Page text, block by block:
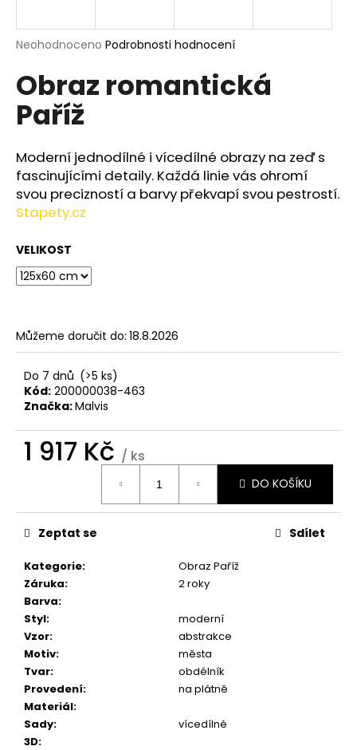
Průměrné
produktu
je
0,0
hvězdiček.
Neohodnoceno Podrobnosti hodnocení
Obraz romantická
Paříž
Moderní jednodílné i vícedílné obrazy na zeď s
fascinujícími detaily. Každá linie vás ohromí
svou precizností a barvy překvapí svou pestrostí.
Stapety.cz
VELIKOST
Můžeme doručit do: 18.8.2026
Do 7 dnů (>5 ks)
Kód: 200000038-463
Značka:Malvis
1 917 Kč / ks
DO KOŠÍKU
Kategorie:
Obraz Paříž
Záruka:
2 roky
Barva:
Styl:
moderní
Vzor:
abstrakce
Motiv:
města
Tvar:
obdélník
Provedení:
na plátně
Materiál:
Sady:
vícedílné
3D:
Zeptat se Sdílet
j
t
?
HLEDAT
D
o
p
u
č
u
e
m
e
OKNO
RÁJE
599
Kč